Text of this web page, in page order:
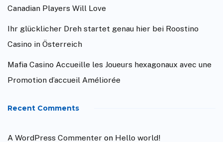
Canadian Players Will Love
Ihr glücklicher Dreh startet genau hier bei Roostino
Casino in Österreich
Mafia Casino Accueille les Joueurs hexagonaux avec une
Promotion d’accueil Améliorée
Recent Comments
A WordPress Commenter on Hello world!